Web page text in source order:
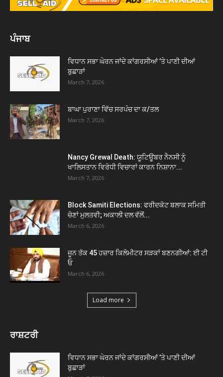
ਪੰਜਾਬ
ਵਿਧਾਨ ਸਭਾ ਘੇਰਨ ਜਾਂਦੇ ਕਾਂਗਰਸੀਆਂ ’ਤੇ ਪਾਣੀ ਦੀਆਂ
ਬੁਛਾੜਾਂ
March 7, 2026
ਬਾਘਾ ਪੁਰਾਣਾ ਵਿੱਚ ਸਰਪੰਚ ਦਾ ਕ/ਤਲ
March 7, 2026
Nancy Grewal Death: ਯੂਟਿਊਬਰ ਨੈਨਸੀ ਨੂੰ
ਖਾਲਿਸਤਾਨ ਵਿਰੋਧੀ ਵਿਚਾਰਾਂ ਕਾਰਨ ਨਿਸ਼ਾਨਾ...
March 7, 2026
Block Samiti Elections: ਫਰੀਦਕੋਟ ਬਲਾਕ ਸਮਿਤੀ
ਚੋਣਾਂ ਮੁਲਤਵੀ; ਅਕਾਲੀ ਦਲ ਵੱਲੋਂ...
March 6, 2026
ਜੂਨ ਤੱਕ 45 ਹਜ਼ਾਰ ਕਿਲੋਮੀਟਰ ਸੜਕਾਂ ਬਣਨਗੀਆਂ: ਈ ਟੀ
ਓ
March 6, 2026
Load more
ਰਾਸ਼ਟਰੀ
ਵਿਧਾਨ ਸਭਾ ਘੇਰਨ ਜਾਂਦੇ ਕਾਂਗਰਸੀਆਂ ’ਤੇ ਪਾਣੀ ਦੀਆਂ
ਬੁਛਾੜਾਂ